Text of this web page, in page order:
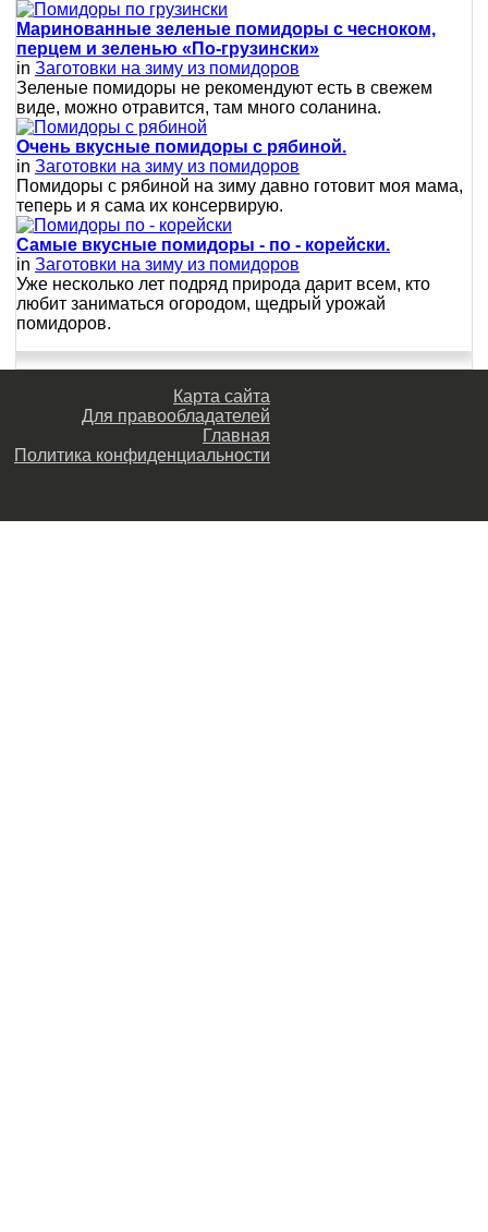
Маринованные зеленые помидоры с чесноком,
перцем и зеленью «По-грузински»
in Заготовки на зиму из помидоров
Зеленые помидоры не рекомендуют есть в свежем
виде, можно отравится, там много соланина.
Очень вкусные помидоры с рябиной.
in Заготовки на зиму из помидоров
Помидоры с рябиной на зиму давно готовит моя мама,
теперь и я сама их консервирую.
Самые вкусные помидоры - по - корейски.
in Заготовки на зиму из помидоров
Уже несколько лет подряд природа дарит всем, кто
любит заниматься огородом, щедрый урожай
помидоров.
Карта сайта
Для правообладателей
Главная
Политика конфиденциальности